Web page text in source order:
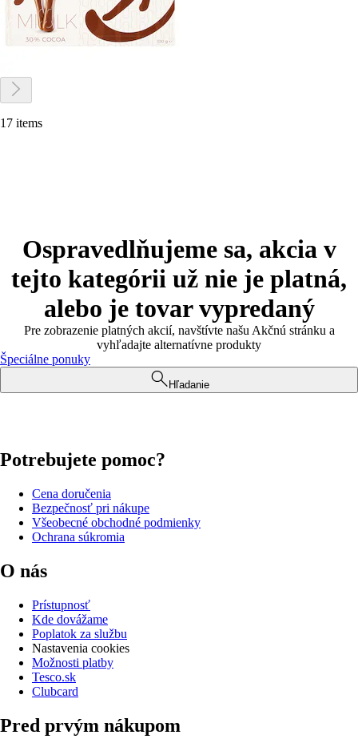
17 items
Ospravedlňujeme sa, akcia v
tejto kategórii už nie je platná,
alebo je tovar vypredaný
Pre zobrazenie platných akcií, navštívte našu Akčnú stránku a
vyhľadajte alternatívne produkty
Špeciálne ponuky
Hľadanie
Potrebujete pomoc?
Cena doručenia
Bezpečnosť pri nákupe
Všeobecné obchodné podmienky
Ochrana súkromia
O nás
Prístupnosť
Kde dovážame
Poplatok za službu
Nastavenia cookies
Možnosti platby
Tesco.sk
Clubcard
Pred prvým nákupom